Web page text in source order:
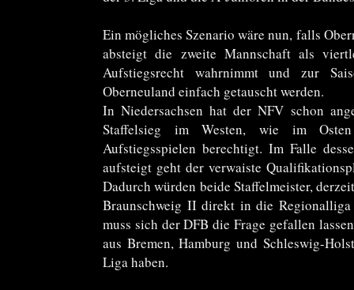
Ein mögliches Szenario wäre nun, falls
absteigt die zweite Mannschaft als
Aufstiegsrecht wahrnimmt und zur
Oberneuland einfach getauscht werden.
In Niedersachsen hat der NFV schon
Staffelsieg im Westen, wie im
Aufstiegsspielen berechtigt. Im Falle
aufsteigt geht der verwaiste
Dadurch würden beide Staffelmeister,
Braunschweig II direkt in die
muss sich der DFB die Frage gefallen
aus Bremen, Hamburg und Schleswig-
Liga haben.